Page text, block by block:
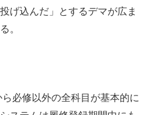
げ込んだ」とするデマが広ま
。
必修以外の全科目が基本的に